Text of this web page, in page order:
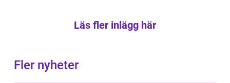
Läs fler inlägg här
Fler nyheter